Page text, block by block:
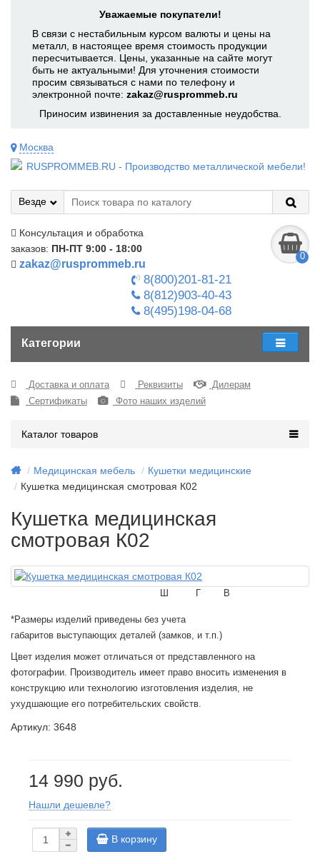
Уважаемые покупатели!
В связи с нестабильным курсом валюты и цены на
металл, в настоящее время стоимость продукции
пересчитывается. Цены, указанные на сайте могут
быть не актуальными! Для уточнения стоимости
просим связываться с нами по телефону и
электронной почте: zakaz@rusprommeb.ru
Приносим извинения за доставленные неудобства.
Москва
Везде
Консультация и обработка
заказов: ПН-ПТ 9:00 - 18:00
zakaz@rusprommeb.ru
8(800)201-81-21
8(812)903-40-43
8(495)198-04-68
0
Категории
Доставка и оплата Реквизиты
Дилерам
Сертификаты
Фото наших изделий
Каталог товаров
Медицинская мебель
Кушетки медицинские
Кушетка медицинская смотровая К02
Кушетка медицинская
смотровая К02
Ш В
Г
*Размеры изделий приведены без учета
габаритов выступающих деталей (замков, и т.п.)
Цвет изделия может отличаться от представленного на
фотографии. Производитель имеет право вносить изменения в
конструкцию или технологию изготовления изделия, не
ухудшающие его потребительских свойств.
Артикул: 3648
14 990 руб.
Нашли дешевле?
В корзину